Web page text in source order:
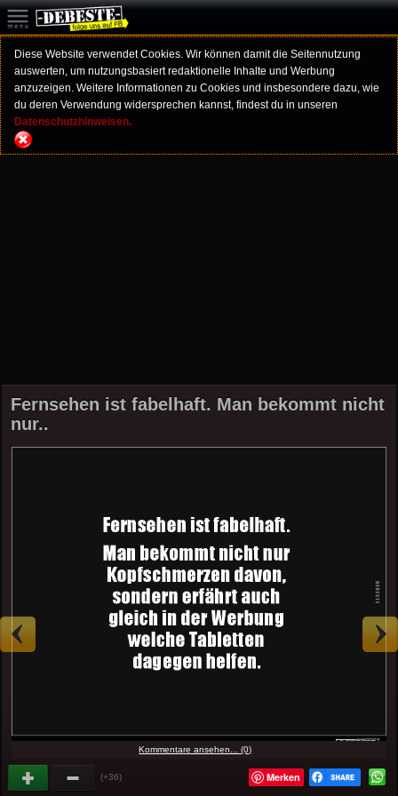
Diese Website verwendet Cookies. Wir können damit die Seitennutzung
auswerten, um nutzungsbasiert redaktionelle Inhalte und Werbung
anzuzeigen. Weitere Informationen zu Cookies und insbesondere dazu, wie
du deren Verwendung widersprechen kannst, findest du in unseren
Datenschutzhinweisen.
Fernsehen ist fabelhaft. Man bekommt nicht
nur..
Kommentare ansehen... (0)
(+36) Merken